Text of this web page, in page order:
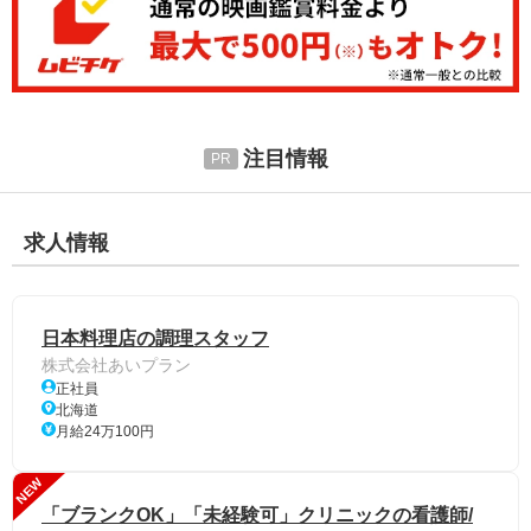
注目情報
求人情報
日本料理店の調理スタッフ
株式会社あいプラン
正社員
北海道
月給24万100円
NEW
「ブランクOK」「未経験可」クリニックの看護師/